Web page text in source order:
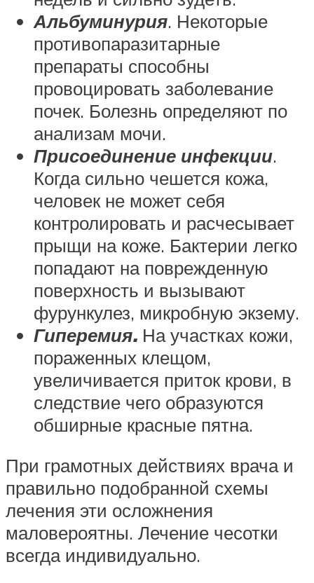
Альбуминурия. Некоторые
противопаразитарные
препараты способны
провоцировать заболевание
почек. Болезнь определяют по
анализам мочи.
Присоединение инфекции.
Когда сильно чешется кожа,
человек не может себя
контролировать и расчесывает
прыщи на коже. Бактерии легко
попадают на поврежденную
поверхность и вызывают
фурункулез, микробную экзему.
Гиперемия. На участках кожи,
пораженных клещом,
увеличивается приток крови, в
следствие чего образуются
обширные красные пятна.
При грамотных действиях врача и
правильно подобранной схемы
лечения эти осложнения
маловероятны. Лечение чесотки
всегда индивидуально.